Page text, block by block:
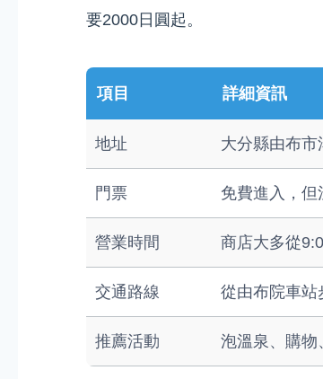
要2000日圓起。
項目 詳細資訊
地址 大分縣由布市
門票 免費進入，但
營業時間 商店大多從
交通路線 從由布院車站
推薦活動 泡溫泉、購物